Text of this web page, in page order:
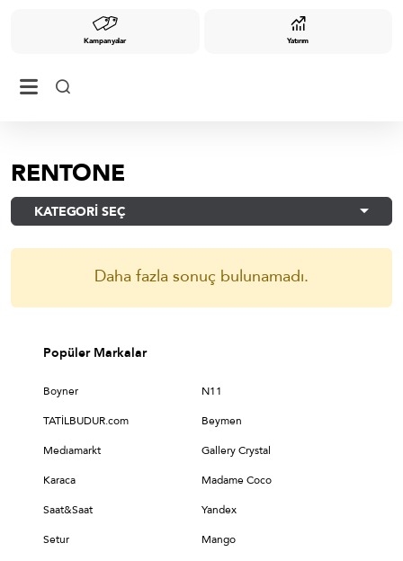
Kampanyalar Yatırım
RENTONE
KATEGORİ SEÇ
Daha fazla sonuç bulunamadı.
Popüler Markalar
Boyner N11
TATİLBUDUR.com Beymen
Medıamarkt Gallery Crystal
Karaca Madame Coco
Saat&Saat Yandex
Setur Mango